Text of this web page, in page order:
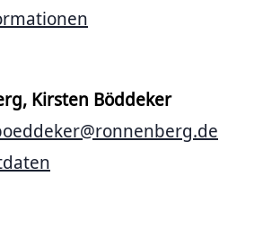
Kirsten Böddeker